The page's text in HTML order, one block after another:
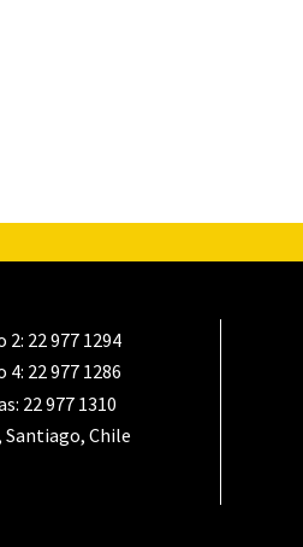
2: 22 977 1294
4: 22 977 1286
22 977 1310
Santiago, Chile